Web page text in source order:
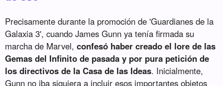
Precisamente durante la promoción de 'Guardianes de la
Galaxia 3', cuando James Gunn ya tenía firmada su
marcha de Marvel,confesó haber creado el lore de las
Gemas del Infinito de pasada y por pura petición de
los directivos de la Casa de las Ideas. Inicialmente,
Gunn no iba siquiera a incluir esos importantes objetos